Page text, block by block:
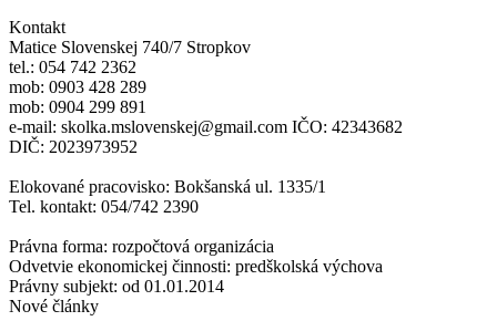
Kontakt
Matice Slovenskej 740/7 Stropkov
tel.: 054 742 2362
mob: 0903 428 289
mob: 0904 299 891
e-mail: skolka.mslovenskej@gmail.com IČO: 42343682
DIČ: 2023973952
Elokované pracovisko: Bokšanská ul. 1335/1
Tel. kontakt: 054/742 2390
Právna forma: rozpočtová organizácia
Odvetvie ekonomickej činnosti: predškolská výchova
Právny subjekt: od 01.01.2014
Nové články